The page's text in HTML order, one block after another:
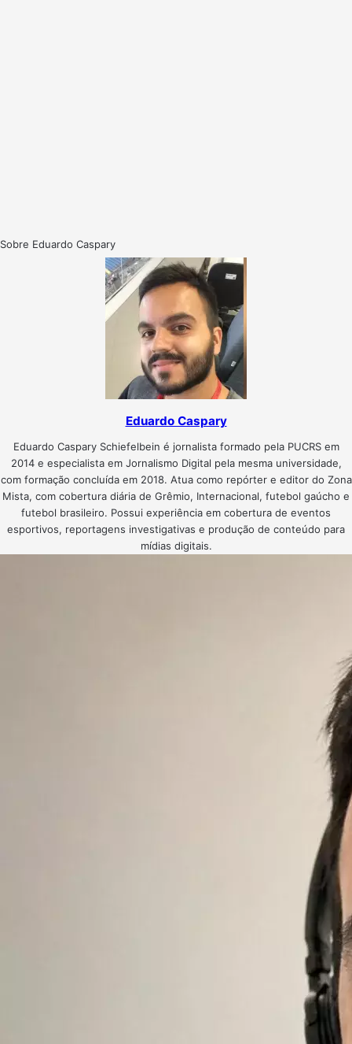
Sobre Eduardo Caspary
Eduardo Caspary
Eduardo Caspary Schiefelbein é jornalista formado pela PUCRS em
2014 e especialista em Jornalismo Digital pela mesma universidade,
com formação concluída em 2018. Atua como repórter e editor do Zona
Mista, com cobertura diária de Grêmio, Internacional, futebol gaúcho e
futebol brasileiro. Possui experiência em cobertura de eventos
esportivos, reportagens investigativas e produção de conteúdo para
mídias digitais.